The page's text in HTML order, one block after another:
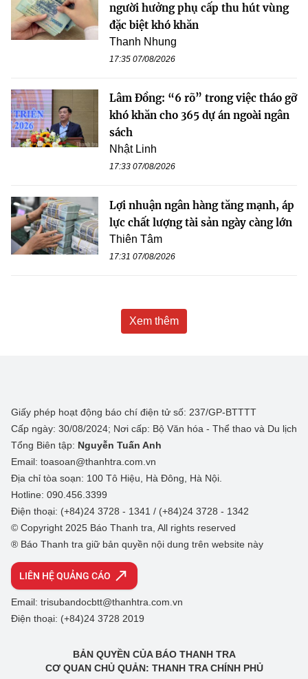
người hưởng phụ cấp thu hút vùng
đặc biệt khó khăn
Thanh Nhung
17:35 07/08/2026
Lâm Đồng: “6 rõ” trong việc tháo gỡ
khó khăn cho 365 dự án ngoài ngân
sách
Nhật Linh
17:33 07/08/2026
Lợi nhuận ngân hàng tăng mạnh, áp
lực chất lượng tài sản ngày càng lớn
Thiên Tâm
17:31 07/08/2026
Xem thêm
Giấy phép hoạt động báo chí điện tử số: 237/GP-BTTTT
Cấp ngày: 30/08/2024; Nơi cấp: Bộ Văn hóa - Thể thao và Du lịch
Tổng Biên tập: Nguyễn Tuấn Anh
Email: toasoan@thanhtra.com.vn
Địa chỉ tòa soạn: 100 Tô Hiệu, Hà Đông, Hà Nội.
Hotline: 090.456.3399
Điện thoại: (+84)24 3728 - 1341 / (+84)24 3728 - 1342
© Copyright 2025 Báo Thanh tra, All rights reserved
® Báo Thanh tra giữ bản quyền nội dung trên website này
LIÊN HỆ QUẢNG CÁO
Email: trisubandocbtt@thanhtra.com.vn
Điện thoại: (+84)24 3728 2019
BẢN QUYỀN CỦA BÁO THANH TRA
CƠ QUAN CHỦ QUẢN: THANH TRA CHÍNH PHỦ